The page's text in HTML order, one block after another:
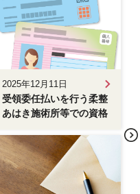
2025年12月11日
受領委任払いを行う柔整
あはき施術所等での資格